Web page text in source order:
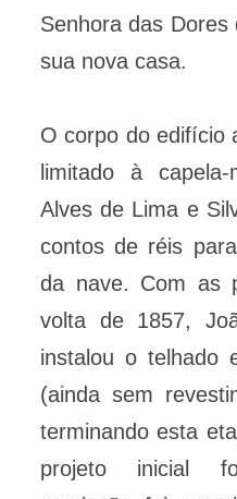
Senhora das
sua nova casa.
O corpo do edifício
limitado à
Alves de Lima e
contos de réis
da nave. Com as
volta de 1857,
instalou o telhado
(ainda sem
terminando esta
projeto inicial